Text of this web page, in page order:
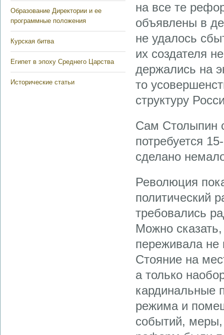
Образование Директории и ее
программные положения
Курская битва
Египет в эпоху Среднего Царства
Исторические статьи
на все те
объявлены в
не удалось
их создателя
держались на
то
структуру
Сам Столыпин
потребуется
сделано
Революция
политический
требовались
Можно
переживала не
Стояние на
а только
кардинальные
режима и
событий, меры,